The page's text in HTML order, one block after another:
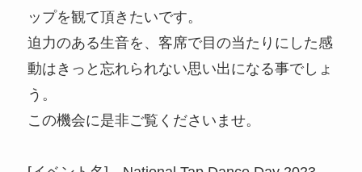
ップを観て頂きたいです。
迫力のある生音を、客席で目の当たりにした感
動はきっと忘れられない思い出になる事でしょ
う。
この機会に是非ご覧くださいませ。